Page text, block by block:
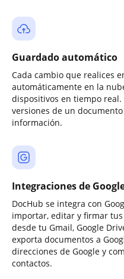
Guardado automático
Cada cambio que realices
automáticamente en la
dispositivos en tiempo
versiones de un
información.
Integraciones de
DocHub se integra con
importar, editar y firmar
desde tu Gmail, Google
exporta documentos a
direcciones de Google y
contactos.